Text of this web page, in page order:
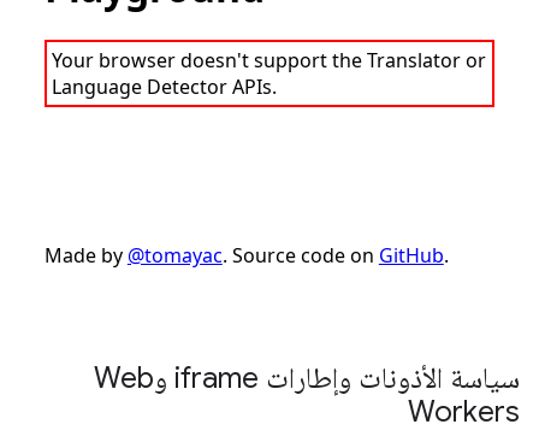
سياسة الأذونات وإطارات iframe وWeb
Workers